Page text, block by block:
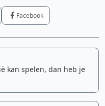
Facebook
kan spelen, dan heb je